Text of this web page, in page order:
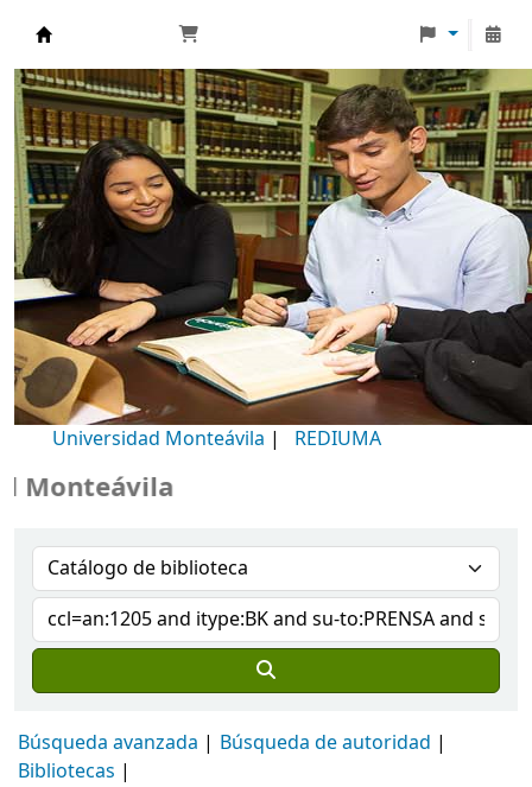
Biblioteca Universidad Monteávila
Universidad Monteávila | REDIUMA
Búsqueda avanzada
Búsqueda de autoridad
Bibliotecas